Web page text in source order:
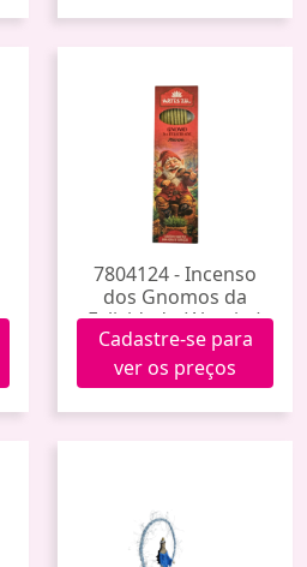
7804124 - Incenso
dos Gnomos da
Felicidade (Alecrim)
Cadastre-se para
ver os preços